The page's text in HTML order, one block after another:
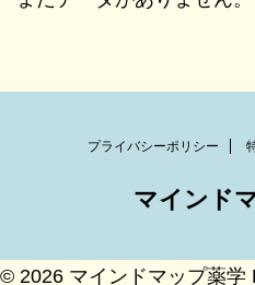
プライバシーポリシー
マインド
© 2026 マインドマップ薬学